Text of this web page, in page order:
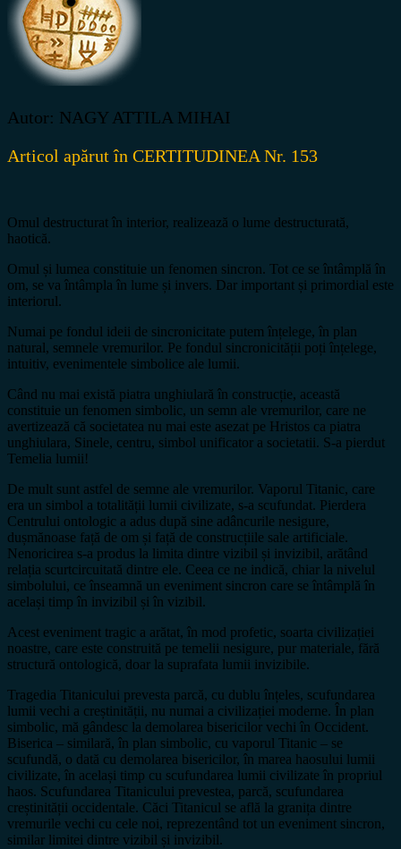
Autor: NAGY ATTILA MIHAI
Articol apărut în CERTITUDINEA Nr. 153
Omul destructurat în interior, realizează o lume destructurată,
haotică.
Omul și lumea constituie un fenomen sincron. Tot ce se întâmplă în
om, se va întâmpla în lume și invers. Dar important și primordial este
interiorul.
Numai pe fondul ideii de sincronicitate putem înțelege, în plan
natural, semnele vremurilor. Pe fondul sincronicității poți înțelege,
intuitiv, evenimentele simbolice ale lumii.
Când nu mai există piatra unghiulară în construcție, această
constituie un fenomen simbolic, un semn ale vremurilor, care ne
avertizează că societatea nu mai este asezat pe Hristos ca piatra
unghiulara, Sinele, centru, simbol unificator a societatii. S-a pierdut
Temelia lumii!
De mult sunt astfel de semne ale vremurilor. Vaporul Titanic, care
era un simbol a totalității lumii civilizate, s-a scufundat. Pierdera
Centrului ontologic a adus după sine adâncurile nesigure,
dușmănoase față de om și față de construcțiile sale artificiale.
Nenoricirea s-a produs la limita dintre vizibil și invizibil, arătând
relația scurtcircuitată dintre ele. Ceea ce ne indică, chiar la nivelul
simbolului, ce înseamnă un eveniment sincron care se întâmplă în
același timp în invizibil și în vizibil.
Acest eveniment tragic a arătat, în mod profetic, soarta civilizației
noastre, care este construită pe temelii nesigure, pur materiale, fără
structură ontologică, doar la suprafata lumii invizibile.
Tragedia Titanicului prevesta parcă, cu dublu înțeles, scufundarea
lumii vechi a creștinității, nu numai a civilizației moderne. În plan
simbolic, mă gândesc la demolarea bisericilor vechi în Occident.
Biserica – similară, în plan simbolic, cu vaporul Titanic – se
scufundă, o dată cu demolarea bisericilor, în marea haosului lumii
civilizate, în același timp cu scufundarea lumii civilizate în propriul
haos. Scufundarea Titanicului prevestea, parcă, scufundarea
creștinității occidentale. Căci Titanicul se află la granița dintre
vremurile vechi cu cele noi, reprezentând tot un eveniment sincron,
similar limitei dintre vizibil și invizibil.